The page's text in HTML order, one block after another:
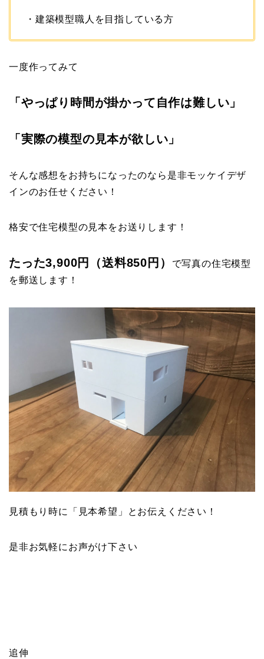
・建築模型職人を目指している方
一度作ってみて
「やっぱり時間が掛かって自作は難しい」
「実際の模型の見本が欲しい」
そんな感想をお持ちになったのなら是非モッケイデザ
インのお任せください！
格安で住宅模型の見本をお送りします！
たった3,900円（送料850円）
で写真の住宅模型
を郵送します！
見積もり時に「見本希望」とお伝えください！
是非お気軽にお声がけ下さい
追伸